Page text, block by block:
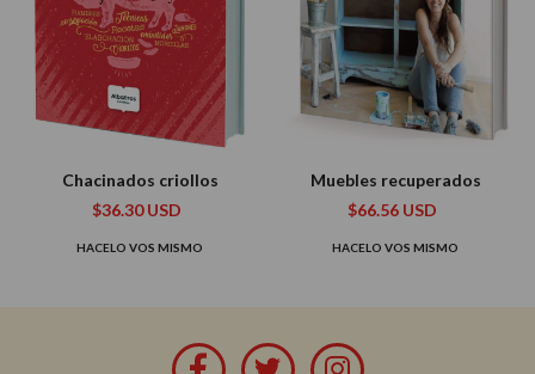
Chacinados criollos
$36.30 USD
HACELO VOS MISMO
Muebles recuperados
$66.56 USD
HACELO VOS MISMO